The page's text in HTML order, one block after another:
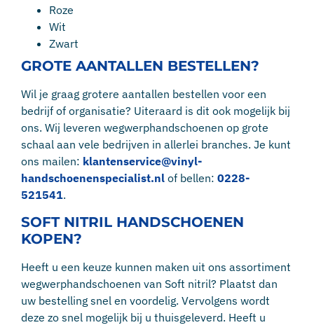
Roze
Wit
Zwart
GROTE AANTALLEN BESTELLEN?
Wil je graag grotere aantallen bestellen voor een
bedrijf of organisatie? Uiteraard is dit ook mogelijk bij
ons. Wij leveren wegwerphandschoenen op grote
schaal aan vele bedrijven in allerlei branches. Je kunt
ons mailen: klantenservice@vinyl-
handschoenenspecialist.nl of bellen: 0228-
521541.
SOFT NITRIL HANDSCHOENEN
KOPEN?
Heeft u een keuze kunnen maken uit ons assortiment
wegwerphandschoenen van Soft nitril? Plaatst dan
uw bestelling snel en voordelig. Vervolgens wordt
deze zo snel mogelijk bij u thuisgeleverd. Heeft u